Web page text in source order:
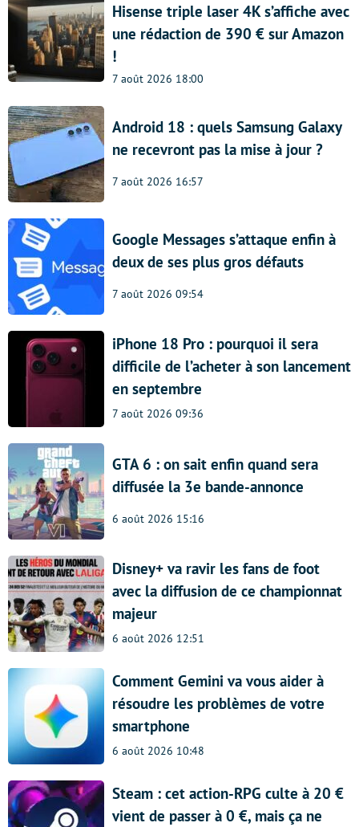
Hisense triple laser 4K s’affiche avec
une rédaction de 390 € sur Amazon
!
7 août 2026 18:00
Android 18 : quels Samsung Galaxy
ne recevront pas la mise à jour ?
7 août 2026 16:57
Google Messages s’attaque enfin à
deux de ses plus gros défauts
7 août 2026 09:54
iPhone 18 Pro : pourquoi il sera
difficile de l’acheter à son lancement
en septembre
7 août 2026 09:36
GTA 6 : on sait enfin quand sera
diffusée la 3e bande-annonce
6 août 2026 15:16
Disney+ va ravir les fans de foot
avec la diffusion de ce championnat
majeur
6 août 2026 12:51
Comment Gemini va vous aider à
résoudre les problèmes de votre
smartphone
6 août 2026 10:48
Steam : cet action-RPG culte à 20 €
vient de passer à 0 €, mais ça ne